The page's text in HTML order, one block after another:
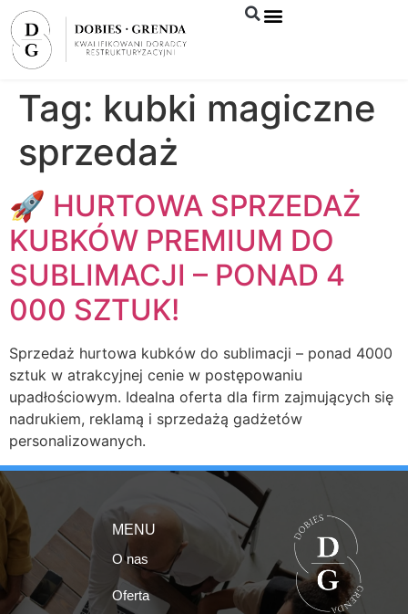
Tag: kubki magiczne
sprzedaż
🚀 HURTOWA SPRZEDAŻ
KUBKÓW PREMIUM DO
SUBLIMACJI – PONAD 4
000 SZTUK!
Sprzedaż hurtowa kubków do sublimacji – ponad 4000
sztuk w atrakcyjnej cenie w postępowaniu
upadłościowym. Idealna oferta dla firm zajmujących się
nadrukiem, reklamą i sprzedażą gadżetów
personalizowanych.
MENU
O nas
Oferta